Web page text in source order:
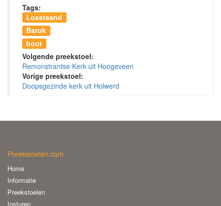
Tags:
Losstaand
Barok
hout
Volgende preekstoel:
Remonstrantse Kerk uit Hoogeveen
Vorige preekstoel:
Doopsgezinde kerk uit Holwerd
Preekstoelen.com
Home
Informatie
Preekstoelen
Insturen